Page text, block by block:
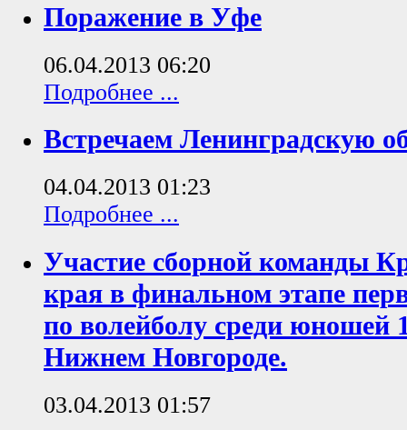
Поражение в Уфе
06.04.2013 06:20
Подробнее ...
Встречаем Ленинградскую
04.04.2013 01:23
Подробнее ...
Участие сборной команды
края в финальном этапе
по волейболу среди юношей
Нижнем Новгороде.
03.04.2013 01:57